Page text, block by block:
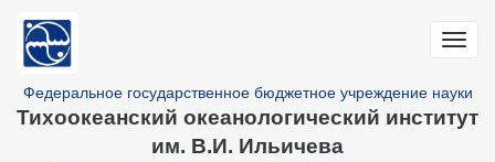
основному
Федеральное государственное бюджетное учреждение науки
Тихоокеанский океанологический институт
им. В.И. Ильичева